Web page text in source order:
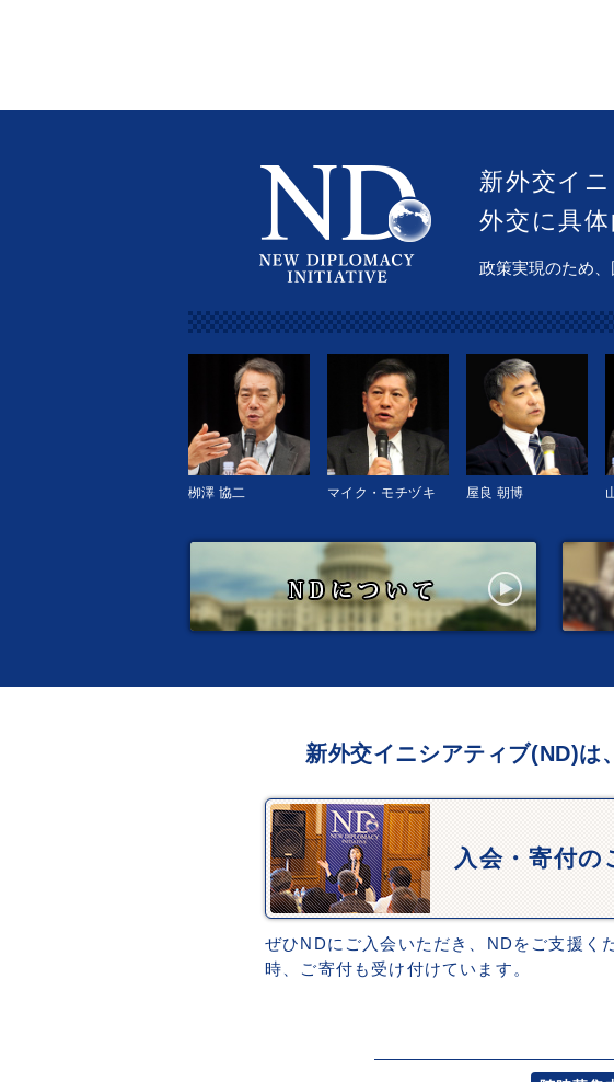
新外交イ
外交に具
政策実現のため
栁澤 協二 マイク・モチヅキ 屋良 朝博
新外交イニシアティブ(ND)は
入会・寄付の
ぜひNDにご入会いただき、NDをご支援く
時、ご寄付も受け付けています。